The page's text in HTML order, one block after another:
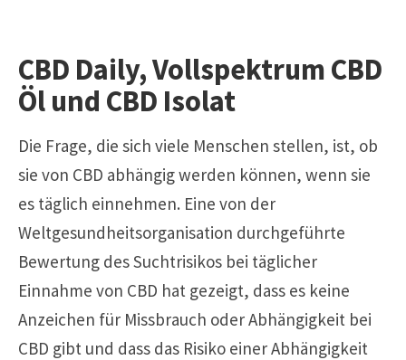
CBD Daily, Vollspektrum CBD
Öl und CBD Isolat
Die Frage, die sich viele Menschen stellen, ist, ob
sie von CBD abhängig werden können, wenn sie
es täglich einnehmen. Eine von der
Weltgesundheitsorganisation durchgeführte
Bewertung des Suchtrisikos bei täglicher
Einnahme von CBD hat gezeigt, dass es keine
Anzeichen für Missbrauch oder Abhängigkeit bei
CBD gibt und dass das Risiko einer Abhängigkeit